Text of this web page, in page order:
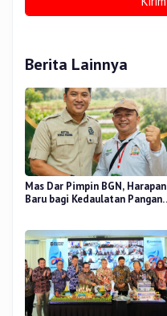
Berita Lainnya
Mas Dar Pimpin BGN, Harapan
Baru bagi Kedaulatan Pangan